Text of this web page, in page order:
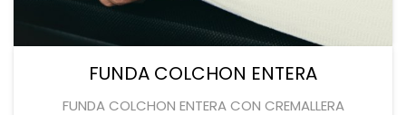
FUNDA COLCHON ENTERA
FUNDA COLCHON ENTERA CON CREMALLERA